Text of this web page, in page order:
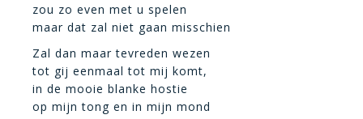
zou zo even met u spelen
maar dat zal niet gaan misschien
Zal dan maar tevreden wezen
tot gij eenmaal tot mij komt,
in de mooie blanke hostie
op mijn tong en in mijn mond